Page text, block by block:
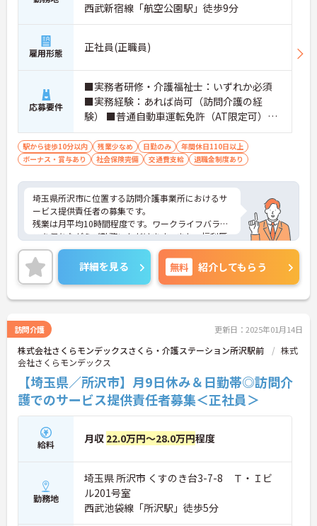
西武新宿線「航空公園駅」徒歩9分
雇用形態 正社員(正職員)
応募要件
■実務者研修・介護福祉士：いずれか必須
■実務経験：あれば尚可（訪問介護の経
験） ■普通自動車運転免許（AT限定可）：
あれば尚可
駅から徒歩10分以内 残業少なめ 日勤のみ
年間休日110日以上
ボーナス・賞与あり
社会保険完備 交通費支給 退職金制度あり
埼玉県所沢市に位置する訪問介護事業所におけるサ
ービス提供責任者の募集です。
残業は月平均10時間程度です。ワークライフバラン
スを保ちながらご勤務いただけます。また、福利厚
生が充実しています。働きやすい環境が整ってお
り、安心して長くご勤務いただけます。
ご興味のある方には、面接対策ポイントなど、さら
に詳細をご案内しますのでお気軽にご相談くださ
い！
詳細を見る 無料 紹介してもらう
訪問介護 更新日：2025年01月14日
株式会社さくらモンデックスさくら・介護ステーション所沢駅前
株式
会社さくらモンデックス
【埼玉県／所沢市】月9日休み＆日勤帯◎訪問介
護でのサービス提供責任者募集＜正社員＞
給料 月収 22.0万円～28.0万円程度
勤務地
埼玉県 所沢市 くすのき台3-7-8 Ｔ・Ｉビ
ル201号室
西武池袋線「所沢駅」徒歩5分